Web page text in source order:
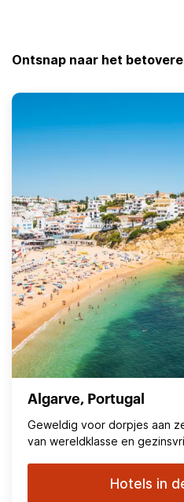
Ontsnap naar het
Algarve, Portugal
Geweldig voor dorpjes aan
van wereldklasse en
Hotels in